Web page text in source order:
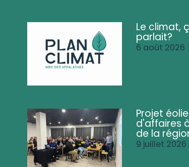
Le climat,
parlait?
6 août 2026
Projet
d'affaires
de la
9 juillet 2026